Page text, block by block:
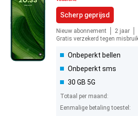
Scherp geprijsd
Nieuw abonnement
2 jaar
Gratis verzekerd tegen
Onbeperkt bellen
Onbeperkt sms
30 GB 5G
Totaal per maand:
Eenmalige betaling toestel: